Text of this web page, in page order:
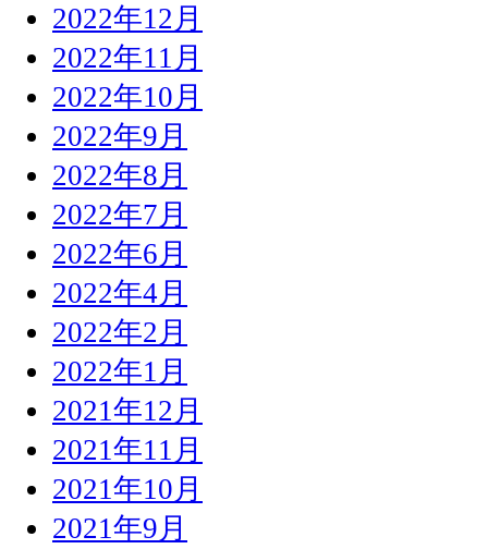
2022年12月
2022年11月
2022年10月
2022年9月
2022年8月
2022年7月
2022年6月
2022年4月
2022年2月
2022年1月
2021年12月
2021年11月
2021年10月
2021年9月